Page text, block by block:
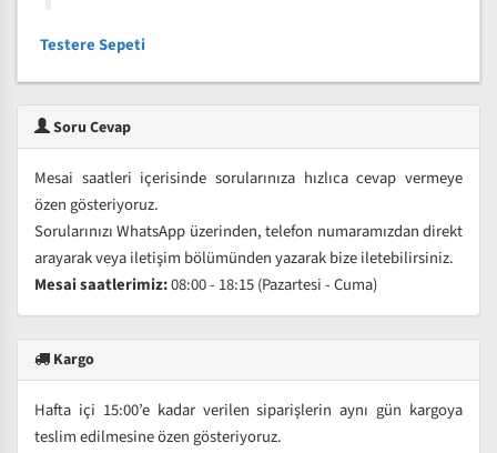
Testere Sepeti
Soru Cevap
Mesai saatleri içerisinde sorularınıza hızlıca cevap vermeye
özen gösteriyoruz.
Sorularınızı WhatsApp üzerinden, telefon numaramızdan direkt
arayarak veya iletişim bölümünden yazarak bize iletebilirsiniz.
Mesai saatlerimiz:08:00 - 18:15 (Pazartesi - Cuma)
Kargo
Hafta içi 15:00’e kadar verilen siparişlerin aynı gün kargoya
teslim edilmesine özen gösteriyoruz.